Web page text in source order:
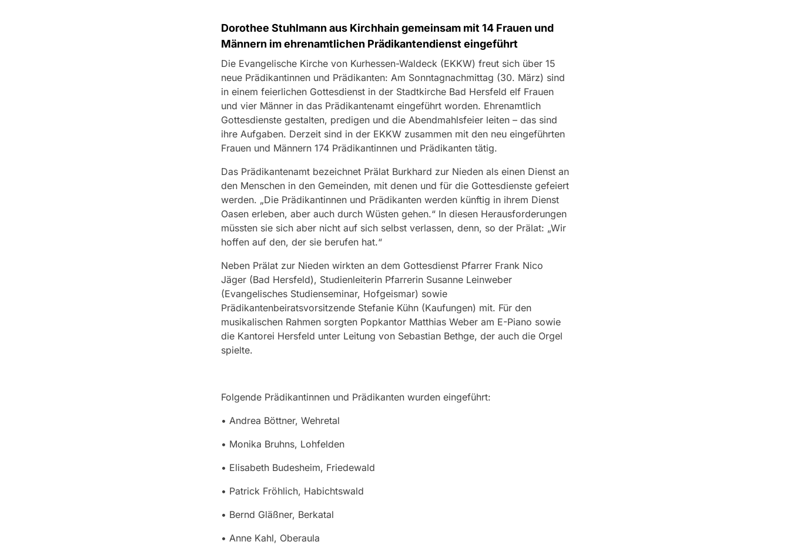
Dorothee Stuhlmann aus Kirchhain gemeinsam mit 14 Frauen und
Männern im ehrenamtlichen Prädikantendienst eingeführt
Die Evangelische Kirche von Kurhessen-Waldeck (EKKW) freut sich über 15
neue Prädikantinnen und Prädikanten: Am Sonntagnachmittag (30. März) sind
in einem feierlichen Gottesdienst in der Stadtkirche Bad Hersfeld elf Frauen
und vier Männer in das Prädikantenamt eingeführt worden. Ehrenamtlich
Gottesdienste gestalten, predigen und die Abendmahlsfeier leiten – das sind
ihre Aufgaben. Derzeit sind in der EKKW zusammen mit den neu eingeführten
Frauen und Männern 174 Prädikantinnen und Prädikanten tätig.
Das Prädikantenamt bezeichnet Prälat Burkhard zur Nieden als einen Dienst an
den Menschen in den Gemeinden, mit denen und für die Gottesdienste gefeiert
werden. „Die Prädikantinnen und Prädikanten werden künftig in ihrem Dienst
Oasen erleben, aber auch durch Wüsten gehen.“ In diesen Herausforderungen
müssten sie sich aber nicht auf sich selbst verlassen, denn, so der Prälat: „Wir
hoffen auf den, der sie berufen hat.“
Neben Prälat zur Nieden wirkten an dem Gottesdienst Pfarrer Frank Nico
Jäger (Bad Hersfeld), Studienleiterin Pfarrerin Susanne Leinweber
(Evangelisches Studienseminar, Hofgeismar) sowie
Prädikantenbeiratsvorsitzende Stefanie Kühn (Kaufungen) mit. Für den
musikalischen Rahmen sorgten Popkantor Matthias Weber am E-Piano sowie
die Kantorei Hersfeld unter Leitung von Sebastian Bethge, der auch die Orgel
spielte.
Folgende Prädikantinnen und Prädikanten wurden eingeführt:
• Andrea Böttner, Wehretal
• Monika Bruhns, Lohfelden
• Elisabeth Budesheim, Friedewald
• Patrick Fröhlich, Habichtswald
• Bernd Gläßner, Berkatal
• Anne Kahl, Oberaula